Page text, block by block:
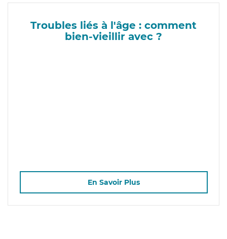
Troubles liés à l'âge : comment
bien-vieillir avec ?
En Savoir Plus